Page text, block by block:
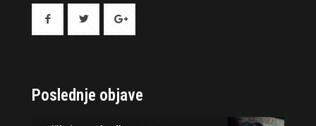
Poslednje objave